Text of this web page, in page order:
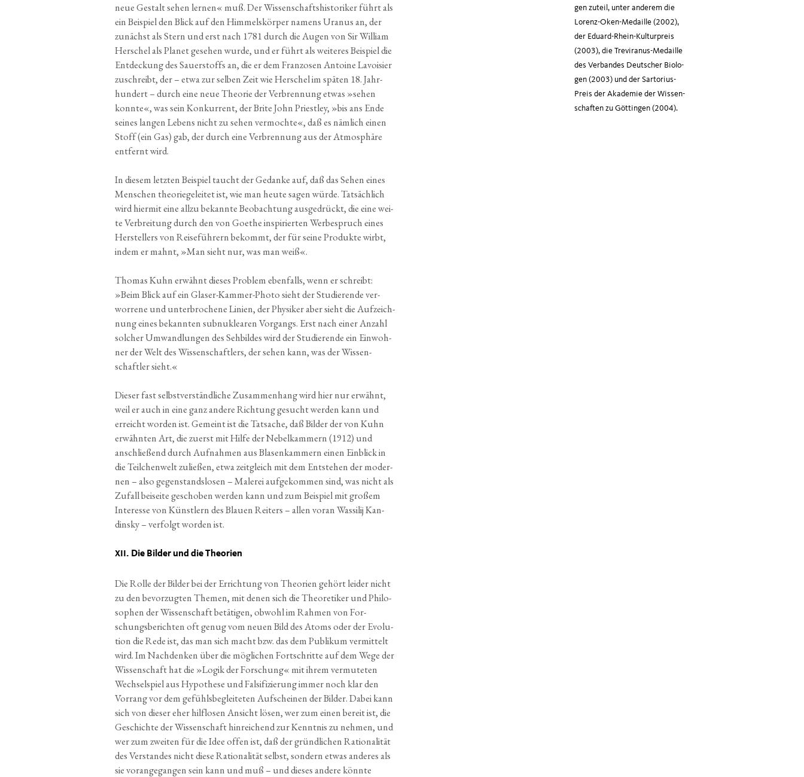
neue Gestalt sehen ler­nen« muß. Der Wis­sen­schafts­his­to­ri­ker führt als
ein Bei­spiel den Blick auf den Him­mels­kör­per namens Ura­nus an, der
zunächst als Stern und erst nach 1781 durch die Augen von Sir Wil­liam
Her­schel als Pla­net gese­hen wur­de, und er führt als wei­te­res Bei­spiel die
Ent­de­ckung des Sau­er­stoffs an, die er dem Fran­zo­sen Antoine Lavoi­sier
zuschreibt, der – etwa zur sel­ben Zeit wie Her­schel im spä­ten 18. Jahr­
hun­dert – durch eine neue Theo­rie der Ver­bren­nung etwas »sehen
konn­te«, was sein Kon­kur­rent, der Bri­te John Priestley, »bis ans Ende
sei­nes lan­gen Lebens nicht zu sehen ver­moch­te«, daß es näm­lich einen
Stoff (ein Gas) gab, der durch eine Ver­bren­nung aus der Atmo­sphä­re
ent­fernt wird.
In die­sem letz­ten Bei­spiel taucht der Gedan­ke auf, daß das Sehen eines
Men­schen theo­rie­ge­lei­tet ist, wie man heu­te sagen wür­de. Tat­säch­lich
wird hier­mit eine all­zu bekann­te Beob­ach­tung aus­ge­drückt, die eine wei­
te Ver­brei­tung durch den von Goe­the inspi­rier­ten Wer­be­spruch eines
Her­stel­lers von Rei­se­füh­rern bekommt, der für sei­ne Pro­duk­te wirbt,
indem er mahnt, »Man sieht nur, was man weiß«.
Tho­mas Kuhn erwähnt die­ses Pro­blem eben­falls, wenn er schreibt:
»Beim Blick auf ein Gla­ser-Kam­mer-Pho­to sieht der Stu­die­ren­de ver­
wor­re­ne und unter­bro­che­ne Lini­en, der Phy­si­ker aber sieht die Auf­zeich­
nung eines bekann­ten sub­nu­klea­ren Vor­gangs. Erst nach einer Anzahl
sol­cher Umwand­lun­gen des Seh­bil­des wird der Stu­die­ren­de ein Ein­woh­
ner der Welt des Wis­sen­schaft­lers, der sehen kann, was der Wis­sen­
schaft­ler sieht.«
Die­ser fast selbst­ver­ständ­li­che Zusam­men­hang wird hier nur erwähnt,
weil er auch in eine ganz ande­re Rich­tung gesucht wer­den kann und
erreicht wor­den ist. Gemeint ist die Tat­sa­che, daß Bil­der der von Kuhn
erwähn­ten Art, die zuerst mit Hil­fe der Nebel­kam­mern (1912) und
anschlie­ßend durch Auf­nah­men aus Bla­sen­kam­mern einen Ein­blick in
die Teil­chen­welt zulie­ßen, etwa zeit­gleich mit dem Ent­ste­hen der moder­
nen – also gegen­stands­lo­sen – Male­rei auf­ge­kom­men sind, was nicht als
Zufall bei­sei­te gescho­ben wer­den kann und zum Bei­spiel mit gro­ßem
Inter­es­se von Künst­lern des Blau­en Rei­ters – allen vor­an Was­si­lij Kan­
din­sky – ver­folgt wor­den ist.
XII. Die Bil­der und die Theorien
Die Rol­le der Bil­der bei der Errich­tung von Theo­rien gehört lei­der nicht
zu den bevor­zug­ten The­men, mit denen sich die Theo­re­ti­ker und Phi­lo­
so­phen der Wis­sen­schaft betä­ti­gen, obwohl im Rah­men von For­
schungs­be­rich­ten oft genug vom neu­en Bild des Atoms oder der Evo­lu­
ti­on die Rede ist, das man sich macht bzw. das dem Publi­kum ver­mit­telt
wird. Im Nach­den­ken über die mög­li­chen Fort­schrit­te auf dem Wege der
Wis­sen­schaft hat die »Logik der For­schung« mit ihrem ver­mu­te­ten
Wech­sel­spiel aus Hypo­the­se und Fal­si­fi­zie­rung immer noch klar den
Vor­rang vor dem gefühls­be­glei­te­ten Auf­schei­nen der Bil­der. Dabei kann
sich von die­ser eher hilf­lo­sen Ansicht lösen, wer zum einen bereit ist, die
Geschich­te der Wis­sen­schaft hin­rei­chend zur Kennt­nis zu neh­men, und
wer zum zwei­ten für die Idee offen ist, daß der gründ­li­chen Ratio­na­li­tät
des Ver­stan­des nicht die­se Ratio­na­li­tät selbst, son­dern etwas ande­res als
sie vor­an­ge­gan­gen sein kann und muß – und die­ses ande­re könn­te
gen zuteil, unter ande­rem die
Lorenz-Oken-Medail­le (2002),
der Edu­ard-Rhein-Kul­tur­preis
(2003), die ­Tre­vi­ra­nus-Medail­le
des Ver­ban­des Deut­scher Bio­lo­
gen (2003) und der Sar­to­ri­us-
Preis der Aka­de­mie der Wis­sen­
schaf­ten zu Göt­tin­gen (2004).